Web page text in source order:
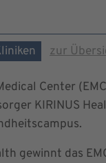
zur
Center
KIRINUS
gewinnt das